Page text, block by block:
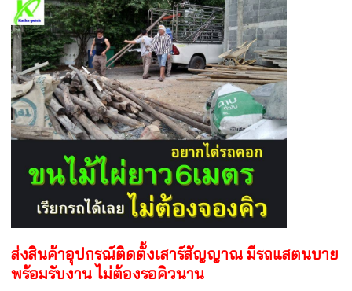
ส่งสินค้าอุปกรณ์ติดตั้งเสาร์สัญญาณ มีรถแสตนบาย
พร้อมรับงาน ไม่ต้องรอคิวนาน